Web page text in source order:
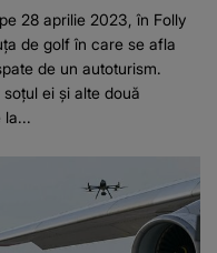
28 aprilie 2023, în Folly
de golf în care se afla
de un autoturism.
ei și alte două
la...